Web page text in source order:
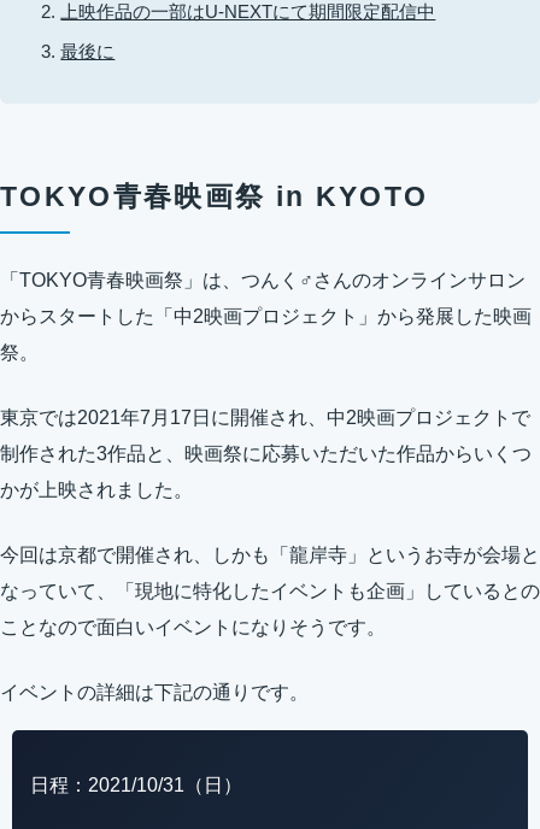
上映作品の一部はU-NEXTにて期間限定配信中
最後に
TOKYO青春映画祭 in KYOTO
「TOKYO青春映画祭」は、つんく♂さんのオンラインサロン
からスタートした「中2映画プロジェクト」から発展した映画
祭。
東京では2021年7月17日に開催され、中2映画プロジェクトで
制作された3作品と、映画祭に応募いただいた作品からいくつ
かが上映されました。
今回は京都で開催され、しかも「龍岸寺」というお寺が会場と
なっていて、「現地に特化したイベントも企画」しているとの
ことなので面白いイベントになりそうです。
イベントの詳細は下記の通りです。
日程：2021/10/31（日）